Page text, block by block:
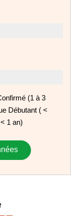
(1 à 3
Débutant ( <
1 an)